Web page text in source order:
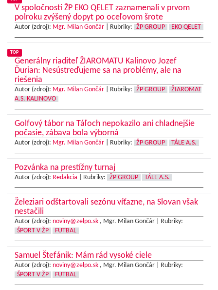
V spoločnosti ŽP EKO QELET zaznamenali v prvom
polroku zvýšený dopyt po oceľovom šrote
Autor (zdroj): Mgr. Milan Gončár Rubriky: ŽP GROUP EKO QELET
TOP
Generálny riaditeľ ŽIAROMATU Kalinovo Jozef
Ďurian: Nesústreďujeme sa na problémy, ale na
riešenia
Autor (zdroj): Mgr. Milan Gončár Rubriky: ŽP GROUP
ŽIAROMAT
A.S. KALINOVO
Golfový tábor na Táľoch nepokazilo ani chladnejšie
počasie, zábava bola výborná
Autor (zdroj): Mgr. Milan Gončár Rubriky: ŽP GROUP TÁLE A.S.
Pozvánka na prestížny turnaj
Autor (zdroj): Redakcia Rubriky: ŽP GROUP TÁLE A.S.
Železiari odštartovali sezónu víťazne, na Slovan však
nestačili
Autor (zdroj): noviny@zelpo.sk , Mgr. Milan Gončár |
Rubriky:
ŠPORT V ŽP
FUTBAL
Samuel Štefánik: Mám rád vysoké ciele
Autor (zdroj): noviny@zelpo.sk , Mgr. Milan Gončár |
Rubriky:
ŠPORT V ŽP
FUTBAL